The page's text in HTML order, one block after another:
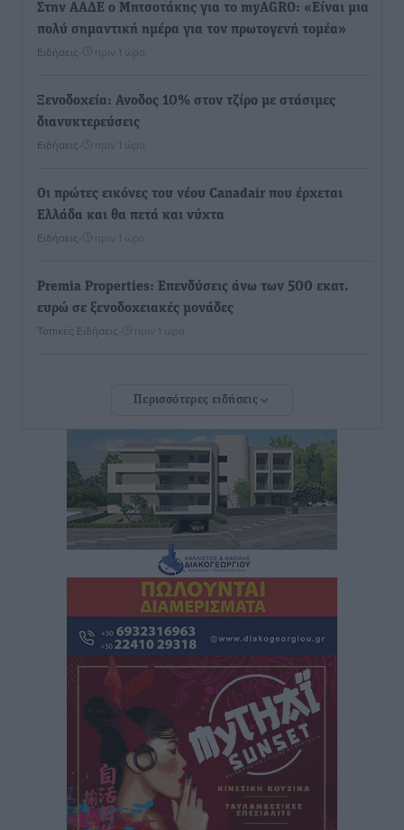
Στην ΑΑΔΕ ο Μητσοτάκης για το myAGRO: «Είναι μια
πολύ σημαντική ημέρα για τον πρωτογενή τομέα»
Ειδήσεις πριν 1 ώρα
Ξενοδοχεία: Ανοδος 10% στον τζίρο με στάσιμες
διανυκτερεύσεις
Ειδήσεις πριν 1 ώρα
Οι πρώτες εικόνες του νέου Canadair που έρχεται
Ελλάδα και θα πετά και νύχτα
Ειδήσεις πριν 1 ώρα
Premia Properties: Επενδύσεις άνω των 500 εκατ.
ευρώ σε ξενοδοχειακές μονάδες
Τοπικές Ειδήσεις πριν 1 ώρα
διακόψουν το κάπνισμα
Έκτακτο επίδομα παιδιού: Έως 10 Αυγούστου η
προθεσμία για ΑΦΜ – Ποιοι πάνε ταμείο
Ειδήσεις• πριν 2 ώρες
ASTYBUS: 27.642 διαδρομές στην Αστυπάλαια – Το
«έξυπνο» μοντέλο μετακίνησης που έγινε μέρος της
καθημερινότητας
Τοπικές Ειδήσεις• πριν 2 ώρες
Ερώτηση Μπελέρη σε Κομισιόν για τη δημιουργία
«σύγχρονου Ευρωπαϊκού Ταμείου Αντιμετώπισης
Φυσικών Καταστροφών»
πριν 3 ώρες
Έκκληση γονέων για να λειτουργήσει ο
Βρεφονηπιακός Σταθμός Κάσου
Περισσότερες ειδήσεις